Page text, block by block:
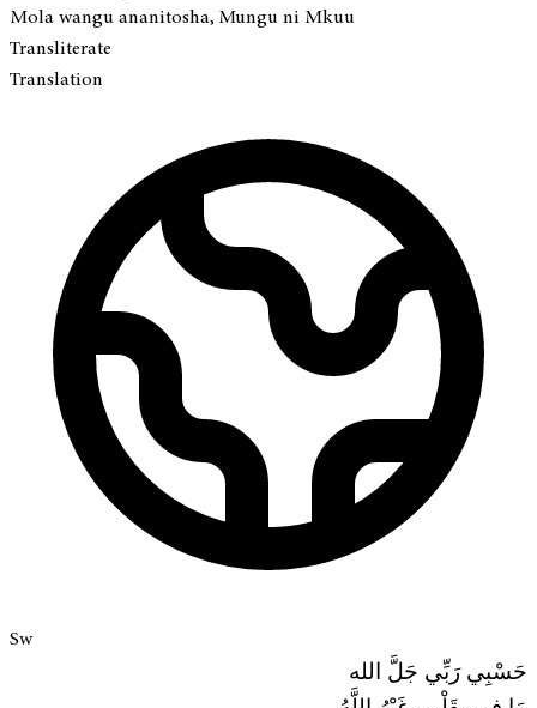
Mola wangu ananitosha, Mungu ni Mkuu
Transliterate
Translation
Sw
حَسْبِي رَبِّي جَلَّ الله